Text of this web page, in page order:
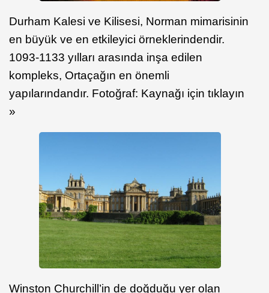
Durham Kalesi ve Kilisesi, Norman mimarisinin
en büyük ve en etkileyici örneklerindendir.
1093-1133 yılları arasında inşa edilen
kompleks, Ortaçağın en önemli
yapılarındandır. Fotoğraf: Kaynağı için tıklayın
»
Winston Churchill’in de doğduğu yer olan